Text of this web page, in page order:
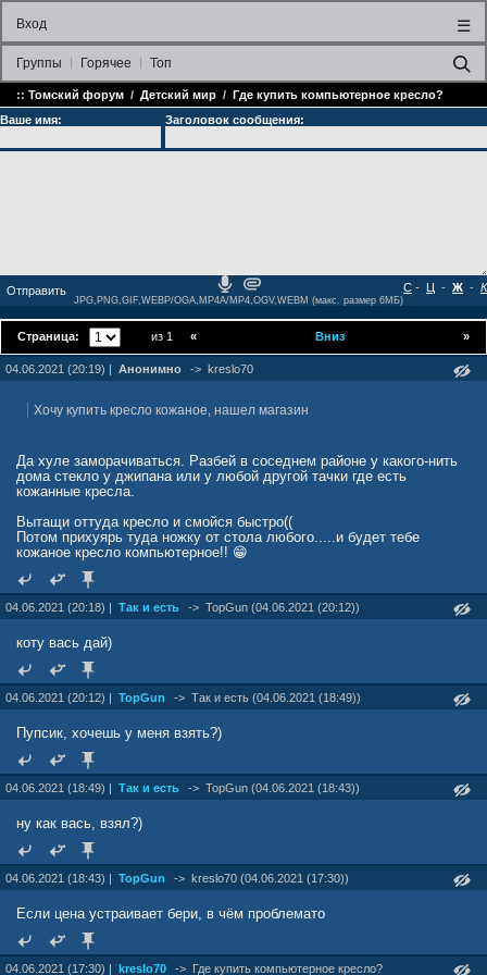
Вход ☰
Группы Горячее Топ
:: Томский форум / Детский мир / Где купить компьютерное кресло?
Ваше имя:
Заголовок сообщения:
- Ц - Ж - К
С
JPG,PNG,GIF,WEBP/OGA,MP4A/MP4,OGV,WEBM (макс. размер 6МБ)
Страница: из 1 »
« Вниз
04.06.2021 (20:19) | Анонимно -> kreslo70
Хочу купить кресло кожаное, нашел магазин
Да хуле заморачиваться. Разбей в соседнем районе у какого-нить
дома стекло у джипана или у любой другой тачки где есть
кожанные кресла.
Вытащи оттуда кресло и смойся быстро((
Потом прихуярь туда ножку от стола любого.....и будет тебе
кожаное кресло компьютерное!! 😁
04.06.2021 (20:18) | Так и есть -> TopGun (04.06.2021 (20:12))
коту вась дай)
04.06.2021 (20:12) | TopGun -> Так и есть (04.06.2021 (18:49))
Пупсик, хочешь у меня взять?)
04.06.2021 (18:49) | Так и есть -> TopGun (04.06.2021 (18:43))
ну как вась, взял?)
04.06.2021 (18:43) | TopGun -> kreslo70 (04.06.2021 (17:30))
Если цена устраивает бери, в чём проблемато
04.06.2021 (17:30) | kreslo70 -> Где купить компьютерное кресло?